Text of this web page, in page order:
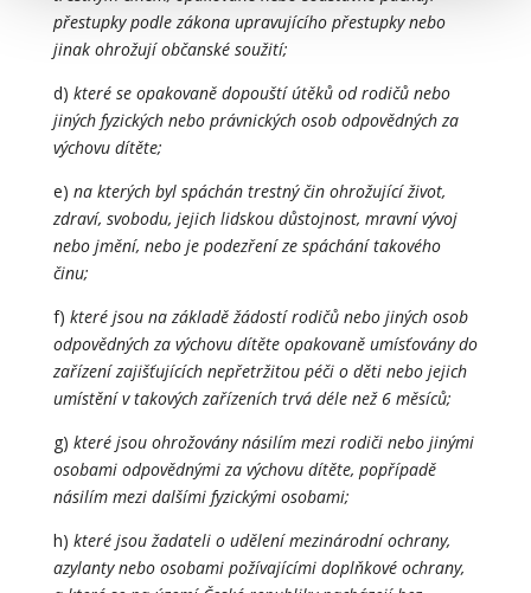
přestupky podle zákona upravujícího přestupky nebo
jinak ohrožují občanské soužití;
d) které se opakovaně dopouští útěků od rodičů nebo
jiných fyzických nebo právnických osob odpovědných za
výchovu dítěte;
e) na kterých byl spáchán trestný čin ohrožující život,
zdraví, svobodu, jejich lidskou důstojnost, mravní vývoj
nebo jmění, nebo je podezření ze spáchání takového
činu;
f) které jsou na základě žádostí rodičů nebo jiných osob
odpovědných za výchovu dítěte opakovaně umísťovány do
zařízení zajišťujících nepřetržitou péči o děti nebo jejich
umístění v takových zařízeních trvá déle než 6 měsíců;
g) které jsou ohrožovány násilím mezi rodiči nebo jinými
osobami odpovědnými za výchovu dítěte, popřípadě
násilím mezi dalšími fyzickými osobami;
h) které jsou žadateli o udělení mezinárodní ochrany,
azylanty nebo osobami požívajícími doplňkové ochrany,